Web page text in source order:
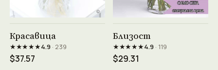
Красавица
★★★★★4.9· 239
$37.57
Близост
★★★★★4.9· 119
$29.31